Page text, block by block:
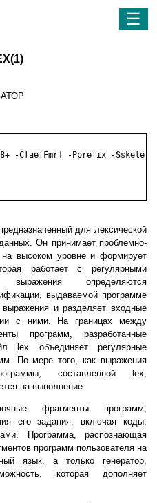
☰
-C[aefFmr] -Pprefix -Sskele-
для лексической
Он принимает проблемно-
высоком уровне и формирует
работает с регулярными
выражения определяются
выдаваемой программе
и разделяет входные
с ними. На границах между
программ, разработанные
lex объединяет регулярные
По мере того, как выражения
составленной lex,
на выполнение.
фрагменты программ,
его задания, включая коды,
Программа, распознающая
программ пользователя на
язык, а только генератор,
которая дополняет